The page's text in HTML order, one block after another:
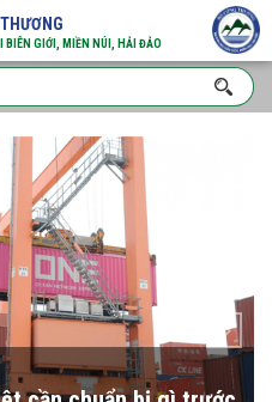
BIÊN GIỚI, MIỀN NÚI, HẢI ĐẢO
GoGlobal mở
Việt vươn ra thế giới